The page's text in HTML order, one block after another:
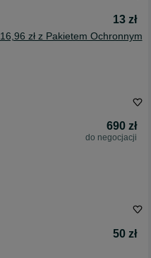
13 zł
16,96 zł z Pakietem Ochronnym
690 zł
do negocjacji
50 zł